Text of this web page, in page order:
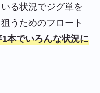
る状況でジグ単を
うためのフロート
1本でいろんな状況に